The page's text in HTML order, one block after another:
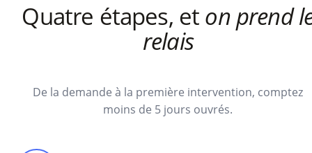
Quatre étapes, eton prend
relais
De la demande à la première intervention, comptez
moins de 5 jours ouvrés.